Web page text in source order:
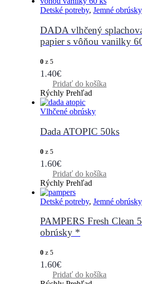
Detské potreby, Jemné obrúsky
DADA vlhčený
papier s vôňou vanilky
0 z 5
1.40€
Pridať do košíka
Rýchly Prehľad
Vlhčené obrúsky
Dada ATOPIC 50ks
0 z 5
1.60€
Pridať do košíka
Rýchly Prehľad
Detské potreby, Jemné obrúsky
PAMPERS Fresh Clean
obrúsky *
0 z 5
1.60€
Pridať do košíka